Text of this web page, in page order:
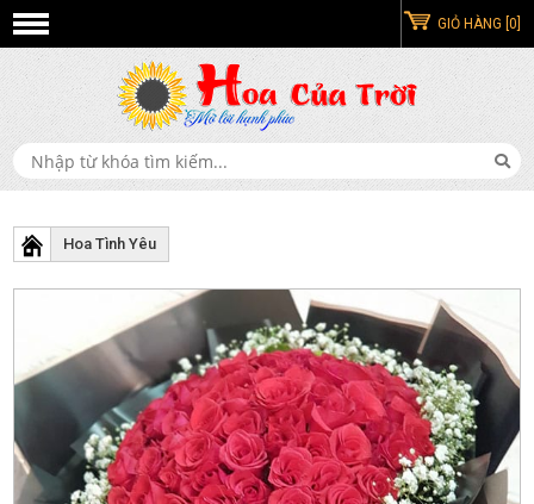
GIỎ HÀNG [0]
Hoa Tình Yêu